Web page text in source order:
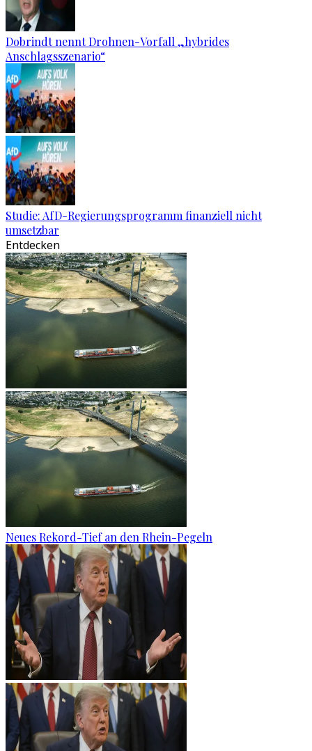
Dobrindt nennt Drohnen-Vorfall „hybrides
Anschlagsszenario“
Studie: AfD-Regierungsprogramm finanziell nicht
umsetzbar
Entdecken
Neues Rekord-Tief an den Rhein-Pegeln